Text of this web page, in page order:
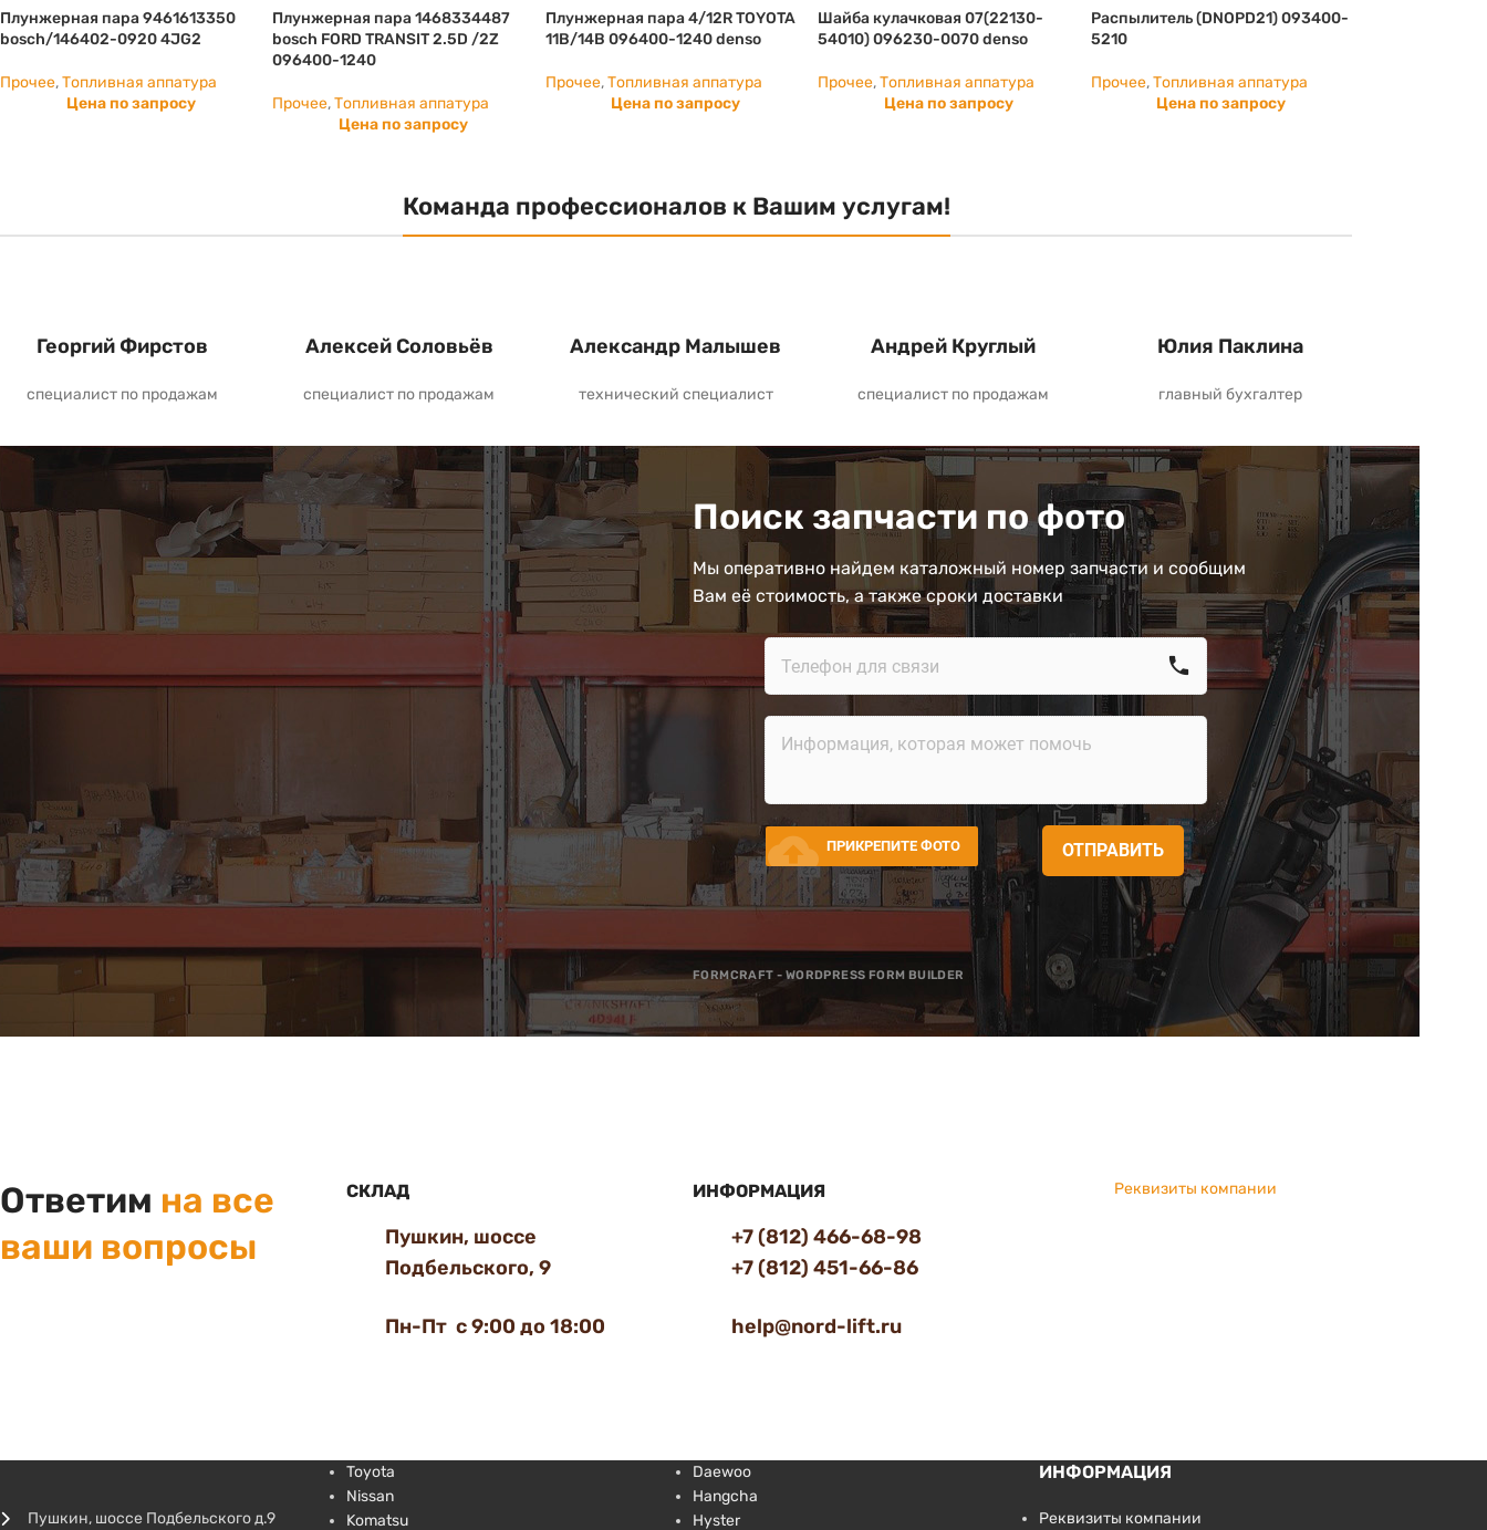
Плунжерная пара 9461613350
bosch/146402-0920 4JG2
Прочее,Топливная аппатура
Цена по запросу
Плунжерная пара 1468334487
bosch FORD TRANSIT 2.5D /2Z
096400-1240
Прочее,Топливная аппатура
Цена по запросу
Плунжерная пара 4/12R TOYOTA
11B/14B 096400-1240 denso
Прочее,Топливная аппатура
Цена по запросу
Шайба кулачковая 07(22130-
54010) 096230-0070 denso
Прочее,Топливная аппатура
Цена по запросу
Распылитель (DNOPD21) 093400-
5210
Прочее, Топливная аппатура
Цена по запросу
Команда профессионалов к Вашим услугам!
Георгий Фирстов
специалист по продажам
Алексей Соловьёв
специалист по продажам
Александр Малышев
технический специалист
Андрей Круглый
специалист по продажам
Юлия Паклина
главный бухгалтер
Поиск запчасти по фото
Мы оперативно найдем каталожный номер запчасти и сообщим
Вам её стоимость, а также сроки доставки
call
cloud_upload ПРИКРЕПИТЕ ФОТО ОТПРАВИТЬ
FORMCRAFT - WORDPRESS FORM BUILDER
Ответим на все
ваши вопросы
СКЛАД
Пушкин, шоссе
Подбельского, 9
Пн-Пт с 9:00 до 18:00
ИНФОРМАЦИЯ
+7 (812) 466-68-98
+7 (812) 451-66-86
help@nord-lift.ru
Реквизиты компании
Пушкин, шоссе Подбельского д.9
Toyota
Nissan
Komatsu
Daewoo
Hangcha
Hyster
ИНФОРМАЦИЯ
Реквизиты компании